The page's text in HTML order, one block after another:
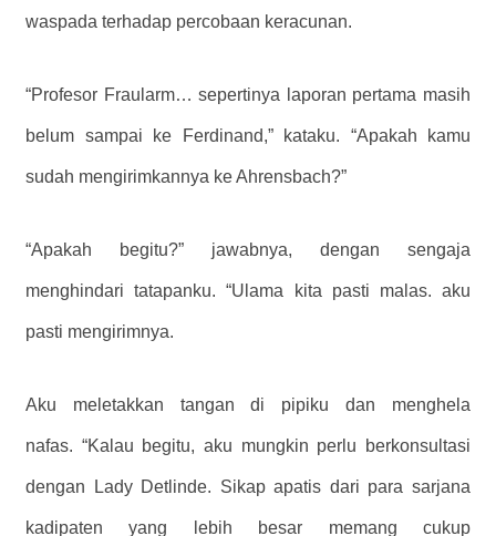
waspada terhadap percobaan keracunan.
“Profesor Fraularm… sepertinya laporan pertama masih
belum sampai ke Ferdinand,” kataku. “Apakah kamu
sudah mengirimkannya ke Ahrensbach?”
“Apakah begitu?” jawabnya, dengan sengaja
menghindari tatapanku. “Ulama kita pasti malas. aku
pasti mengirimnya.
Aku meletakkan tangan di pipiku dan menghela
nafas. “Kalau begitu, aku mungkin perlu berkonsultasi
dengan Lady Detlinde. Sikap apatis dari para sarjana
kadipaten yang lebih besar memang cukup